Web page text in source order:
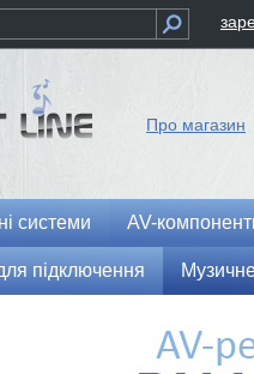
Про магазин
системи AV-
підключення